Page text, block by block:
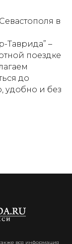
в
Таврида” –
поездке
до
удобно и без
вся информация